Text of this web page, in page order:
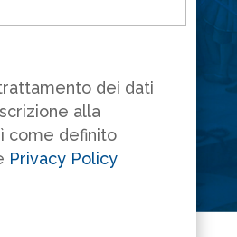
dei dati
alla
come definito
Privacy Policy